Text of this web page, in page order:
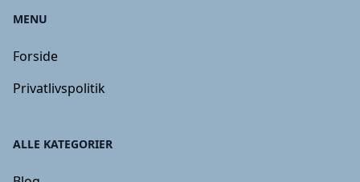
MENU
Forside
Privatlivspolitik
ALLE KATEGORIER